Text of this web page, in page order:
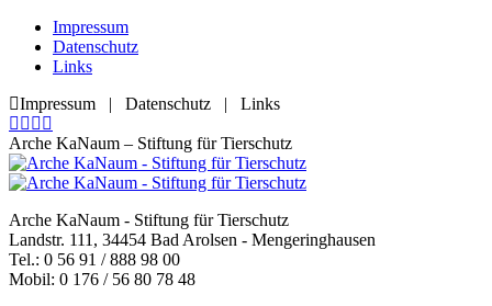
Zum
Inhalt
springen
Impressum
Datenschutz
Links
Impressum | Datenschutz | Links
Facebook
page
opens
in
window
YouTube
page
opens
in
window
RSS
page
opens
in
window
Mail
page
opens
new
window
Arche KaNaum – Stiftung für Tierschutz
Arche KaNaum - Stiftung für Tierschutz
Landstr. 111, 34454 Bad Arolsen - Mengeringhausen
Tel.: 0 56 91 / 888 98 00
Mobil: 0 176 / 56 80 78 48